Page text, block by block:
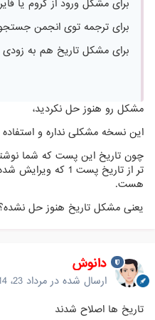
برای مشکل ورود از کروم یا
برای ترجمه توی انجمن جستجو
برای مشکل تاریخ هم به
مشکل رو هنوز حل نکردید،
این نسخه مشکلی نداره و استفاده
چون تاریخ این پست که شما
تر از تاریخ پست 1 که
هست.
یعنی مشکل تاریخ هنوز حل نشده؟
دانوش
ارسال شده در مرداد 23، 2014
تاریخ ها اصلاح شدند